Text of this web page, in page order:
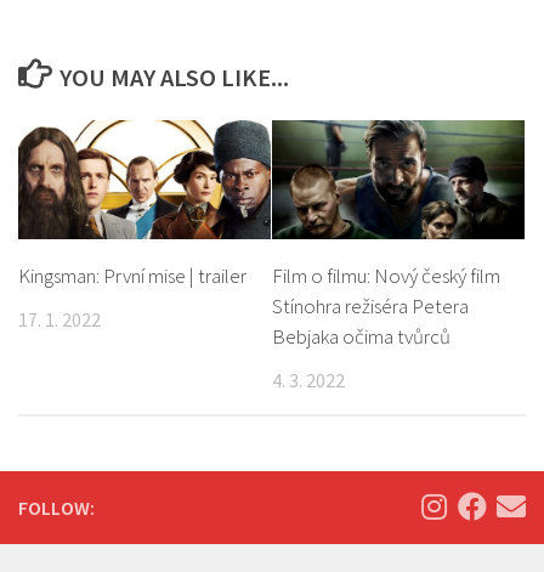
YOU MAY ALSO LIKE...
Kingsman: První mise | trailer
17. 1. 2022
Film o filmu: Nový český film
Stínohra režiséra Petera
Bebjaka očima tvůrců
4. 3. 2022
FOLLOW: